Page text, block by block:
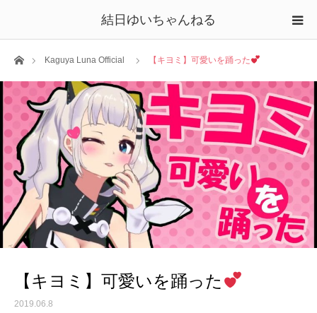
結日ゆいちゃんねる
ホームKaguya Luna Official 【キヨミ】可愛いを踊った
【キヨミ】可愛いを踊った
2019.06.8